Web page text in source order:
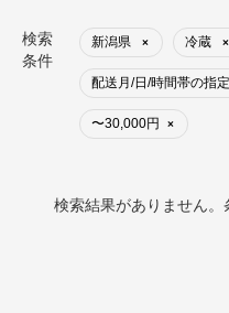
検索
条件
新潟県 × 冷蔵 ×
配送月/日/時間帯の指
〜30,000円 ×
検索結果がありません。